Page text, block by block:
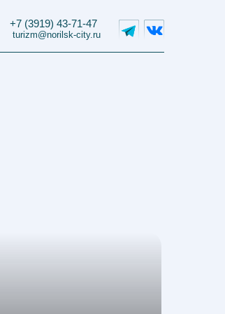
turizm@norilsk-city.ru
+7 (3919) 43-71-47
turizm@norilsk-city.ru
+7 (3919) 43-71-47